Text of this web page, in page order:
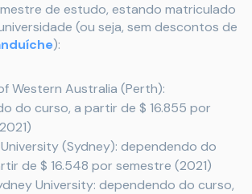
de estudo, estando matriculado
(ou seja, sem descontos de
):
Western Australia (Perth):
do curso, a partir de $ 16.855 por
(Sydney): dependendo do
de $ 16.548 por semestre (2021)
University: dependendo do curso,